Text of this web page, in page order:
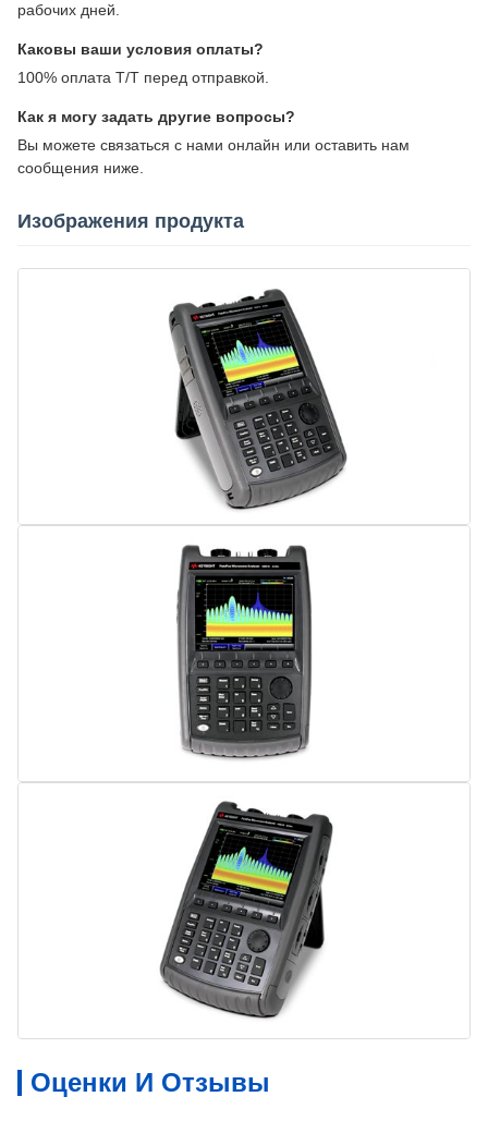
рабочих дней.
Каковы ваши условия оплаты?
100% оплата T/T перед отправкой.
Как я могу задать другие вопросы?
Вы можете связаться с нами онлайн или оставить нам
сообщения ниже.
Изображения продукта
Оценки И Отзывы